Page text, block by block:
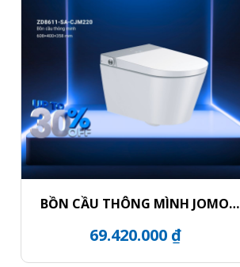
BỒN CẦU THÔNG MÌNH JOMOO
69.420.000 ₫